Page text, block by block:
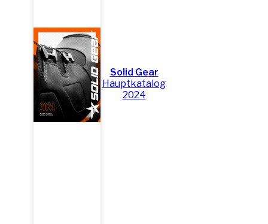
Solid Gear
Hauptkatalog
2024